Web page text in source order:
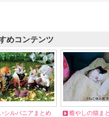
めコンテンツ
シルバニアまとめ 癒やしの猫ま